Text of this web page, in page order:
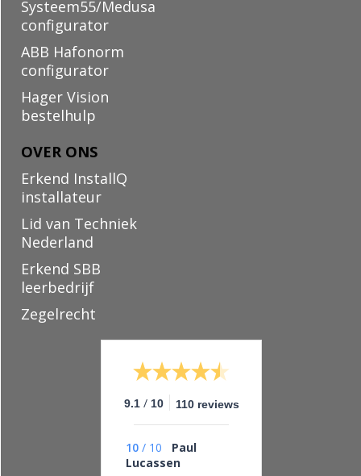
Systeem55/Medusa
configurator
ABB Hafonorm
configurator
Hager Vision
bestelhulp
OVER ONS
Erkend InstallQ
installateur
Lid van Techniek
Nederland
Erkend SBB
leerbedrijf
Zegelrecht
9.1 / 10 110 reviews
10 / 10
Paul
Lucassen